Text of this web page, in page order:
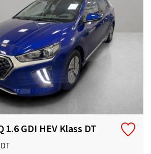
1.6 GDI HEV Klass DT